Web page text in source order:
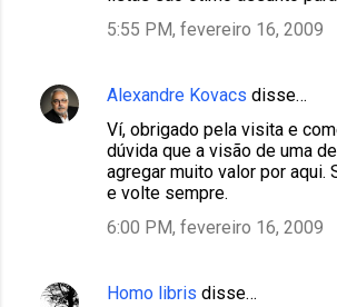
5:55 PM, fevereiro 16, 2009
Alexandre Kovacs disse…
Ví, obrigado pela visita e
dúvida que a visão de uma
agregar muito valor por aqui.
e volte sempre.
6:00 PM, fevereiro 16, 2009
Homo libris disse…